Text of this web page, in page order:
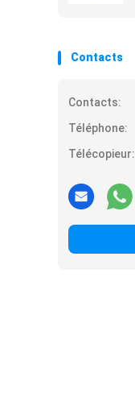
Contacts
Contacts:
Téléphone:
Télécopieur: